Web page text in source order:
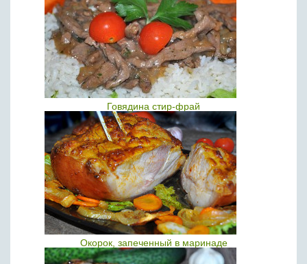
Говядина стир-фрай
Окорок, запеченный в маринаде